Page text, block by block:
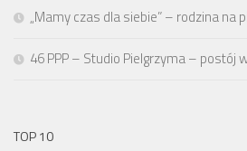
„Mamy czas dla siebie” – rodzina na
46 PPP – Studio Pielgrzyma – postój
TOP 10